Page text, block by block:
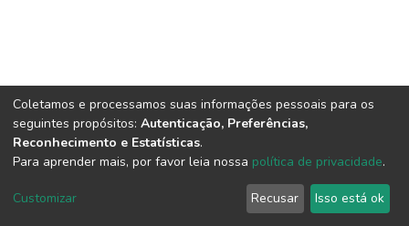
DSpace software copyright © 2002-2026 LYRASIS
Cookie
End User
Agreement
Send
Feedback
Coletamos e processamos suas informações pessoais para os
seguintes propósitos: Autenticação, Preferências,
Reconhecimento e Estatísticas.
Para aprender mais, por favor leia nossa política de privacidade.
Customizar Recusar Isso está ok